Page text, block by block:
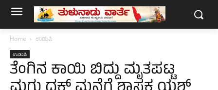
Home ಉಡುಪಿ
ಉಡುಪಿ
ತೆಂಗಿನ ಕಾಯಿ ಬಿದ್ದು ಮೃತಪಟ್ಟ